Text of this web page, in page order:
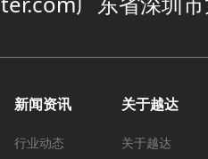
新闻资讯
行业动态
关于越达
关于越达